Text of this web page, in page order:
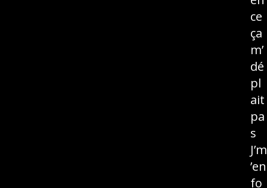
ce
ça
m’
dé
pl
ait
pa
s
J’m
’en
fo